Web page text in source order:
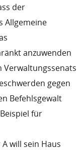
der
Allgemeine
anzuwenden
Verwaltungssenats
gegen
Befehlsgewalt
für
will sein Haus